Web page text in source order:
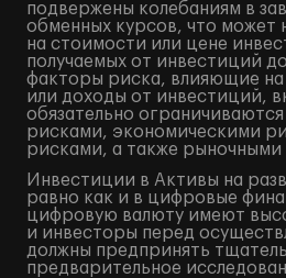
подвержены колебаниям в
обменных курсов, что может
на стоимости или цене
получаемых от инвестиций
факторы риска, влияющие на
или доходы от инвестиций,
обязательно
рисками, экономическими
рисками, а также рыночными
Инвестиции в Активы на
равно как и в цифровые
цифровую валюту имеют
и инвесторы перед
должны предпринять
предварительное